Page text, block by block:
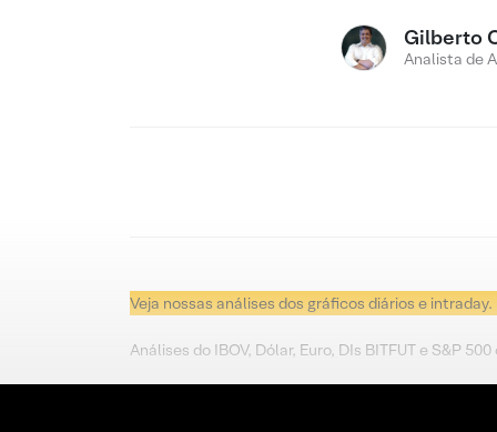
Gilberto
Analista de
Veja nossas análises dos gráficos diários e intraday.
Análises do IBOV, Dólar, Euro, DIs BITFUT e S&P